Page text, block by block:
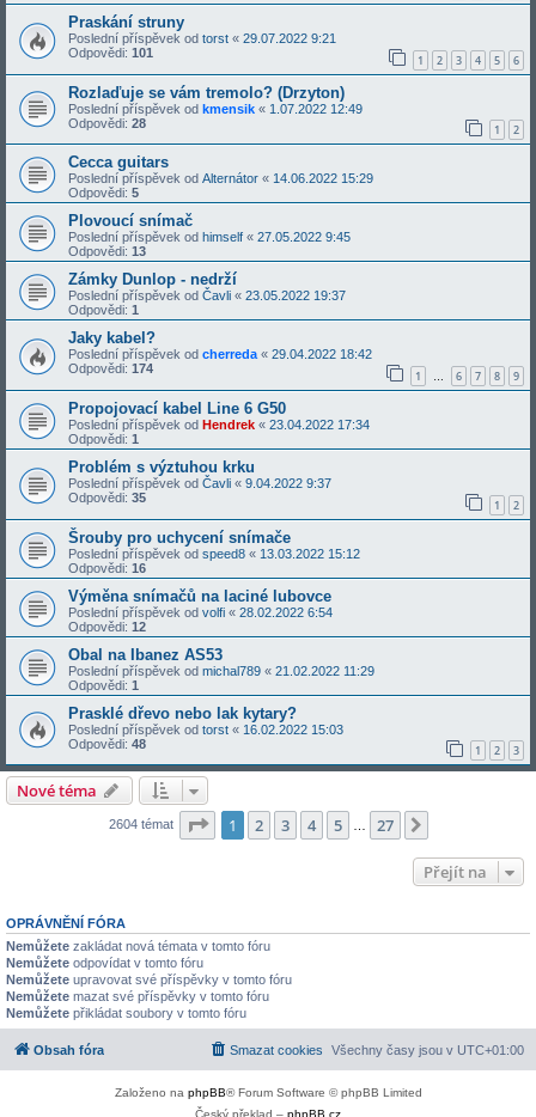
Praskání struny
Poslední příspěvek od torst « 29.07.2022 9:21
Odpovědi: 101 1 2 3 4 5 6
Rozlaďuje se vám tremolo? (Drzyton)
Poslední příspěvek od kmensik « 1.07.2022 12:49
Odpovědi: 28 1 2
Cecca guitars
Poslední příspěvek od Alternátor « 14.06.2022 15:29
Odpovědi: 5
Plovoucí snímač
Poslední příspěvek od himself « 27.05.2022 9:45
Odpovědi: 13
Zámky Dunlop - nedrží
Poslední příspěvek od Čavli « 23.05.2022 19:37
Odpovědi: 1
Jaky kabel?
Poslední příspěvek od cherreda « 29.04.2022 18:42
Odpovědi: 174 1 … 6 7 8 9
Propojovací kabel Line 6 G50
Poslední příspěvek od Hendrek « 23.04.2022 17:34
Odpovědi: 1
Problém s výztuhou krku
Poslední příspěvek od Čavli « 9.04.2022 9:37
Odpovědi: 35 1 2
Šrouby pro uchycení snímače
Poslední příspěvek od speed8 « 13.03.2022 15:12
Odpovědi: 16
Výměna snímačů na laciné lubovce
Poslední příspěvek od volfi « 28.02.2022 6:54
Odpovědi: 12
Obal na Ibanez AS53
Poslední příspěvek od michal789 « 21.02.2022 11:29
Odpovědi: 1
Prasklé dřevo nebo lak kytary?
Poslední příspěvek od torst « 16.02.2022 15:03
Odpovědi: 48 1 2 3
Nové téma
2604 témat Stránka z 27
1 2 3 4 5 27
Přejít na
OPRÁVNĚNÍ FÓRA
Nemůžete zakládat nová témata v tomto fóru
Nemůžete odpovídat v tomto fóru
Nemůžete upravovat své příspěvky v tomto fóru
Nemůžete mazat své příspěvky v tomto fóru
Nemůžete přikládat soubory v tomto fóru
Obsah fóra Všechny časy jsou v UTC+01:00
Smazat cookies
Založeno na phpBB® Forum Software © phpBB Limited
Český překlad – phpBB.cz